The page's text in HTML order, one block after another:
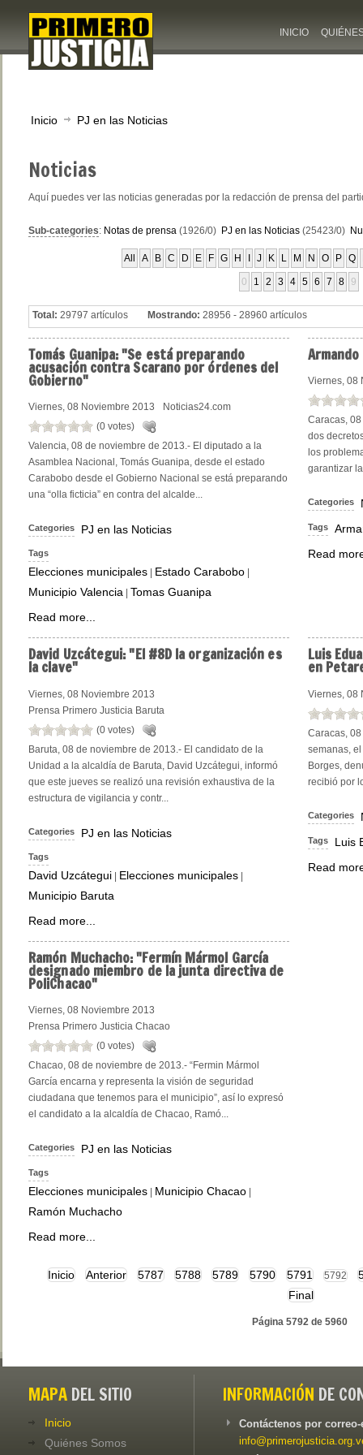
INICIO
Inicio PJ en las Noticias
Noticias
Aquí puedes ver las noticias generadas por la redacción de prensa del
Sub-categories: Notas de prensa (1926/0) PJ en las Noticias (25423/0)
All A B C D E F G H J K L M N O P Q
0 1 2 3 4 5 6 7 8 9
Total: 29797 artículos Mostrando: 28956 - 28960 artículos
Tomás Guanipa: "Se está preparando
acusación contra Scarano por órdenes del
Gobierno"
Viernes, 08 Noviembre 2013
Noticias24.com
(0 votes)
Valencia, 08 de noviembre de 2013.- El diputado a la
Asamblea Nacional, Tomás Guanipa, desde el estado
Carabobo desde el Gobierno Nacional se está preparando
una “olla ficticia” en contra del alcalde...
Categories PJ en las Noticias
Tags
Elecciones municipales Estado Carabobo
Municipio Valencia Tomas Guanipa
Read more...
Armando
Viernes, 08
Caracas,
dos
los
garantizar
Categories
Tags
Read
David Uzcátegui: "El #8D la organización es
la clave"
Viernes, 08 Noviembre 2013
Prensa Primero Justicia Baruta
(0 votes)
Baruta, 08 de noviembre de 2013.- El candidato de la
Unidad a la alcaldía de Baruta, David Uzcátegui, informó
que este jueves se realizó una revisión exhaustiva de la
estructura de vigilancia y contr...
Categories PJ en las Noticias
Tags
David Uzcátegui | Elecciones municipales |
Municipio Baruta
Read more...
Luis
en
Viernes, 08
Caracas,
semanas,
Borges,
recibió por
Categories
Tags
Luis
Read
Ramón Muchacho: "Fermín Mármol García
designado miembro de la junta directiva de
PoliChacao"
Viernes, 08 Noviembre 2013
Prensa Primero Justicia Chacao
(0 votes)
Chacao, 08 de noviembre de 2013.- “Fermin Mármol
García encarna y representa la visión de seguridad
ciudadana que tenemos para el municipio”, así lo expresó
el candidato a la alcaldía de Chacao, Ramó...
Categories PJ en las Noticias
Tags
Elecciones municipales Municipio Chacao
Ramón Muchacho
Read more...
Inicio Anterior 5787 5788 5789 5790 5791 5792
Final
Página 5792 de 5960
MAPA DEL SITIO
Inicio
Quiénes Somos
INFORMACIÓN DE
Contáctenos por